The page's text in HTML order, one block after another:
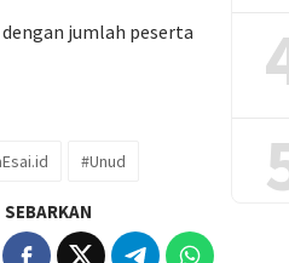
jumlah peserta
#Unud
SEBARKAN